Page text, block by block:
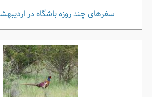
سفرهای چند روزه باشگاه در